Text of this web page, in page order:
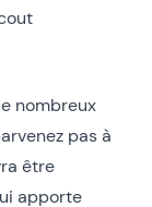
nombreux
pas à
être
apporte